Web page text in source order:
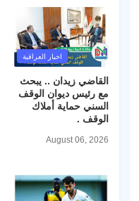
اخبار العراقية
القاضي زيدان .. يبحث
مع رئيس ديوان الوقف
السني حماية أملاك
الوقف .
August 06, 2026